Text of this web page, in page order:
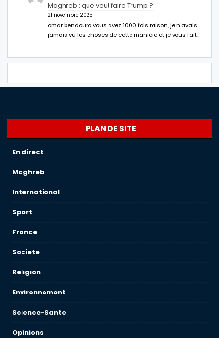
Maghreb : que veut faire Trump ?
21 novembre 2025
omar bendouro vous avez 1000 fois raison, je n'avais
jamais vu les choses de cette manière et je vous fait…
PLAN DE SITE
En direct
Maghreb
International
Sport
France
Societe
Religion
Environnement
Science-Sante
Opinions